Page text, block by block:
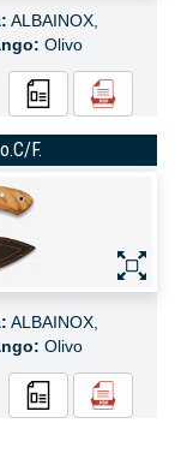
ALBAINOX,
Olivo
F.
ALBAINOX,
Olivo